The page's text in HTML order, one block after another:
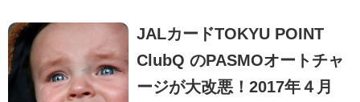
JALカードTOKYU POINT
ClubQ のPASMOオートチャ
ージが大改悪！2017年４月